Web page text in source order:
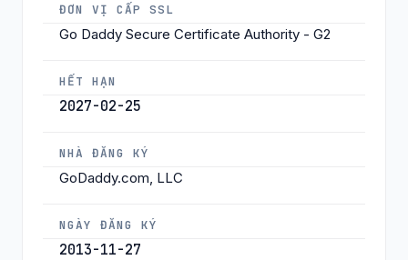
ĐƠN VỊ CẤP SSL
Go Daddy Secure Certificate Authority - G2
HẾT HẠN
2027-02-25
NHÀ ĐĂNG KÝ
GoDaddy.com, LLC
NGÀY ĐĂNG KÝ
2013-11-27